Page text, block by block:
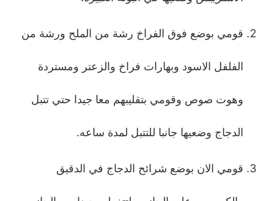
قومي بوضع فوق الفراخ رشة من الملح ورشة من
الفلفل الاسود وبهارات فراخ والزعتر ومستردة
وهوت صوص وقومي بتقليبهم معا جيدا حتي تتبل
الدجاج وضعيها جانبا للتتبل لمدة ساعه.
قومي الان بوضع شرائح الدجاج في الدقيق